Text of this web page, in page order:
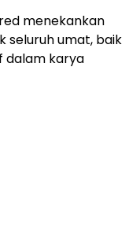
menekankan
seluruh umat, baik
dalam karya